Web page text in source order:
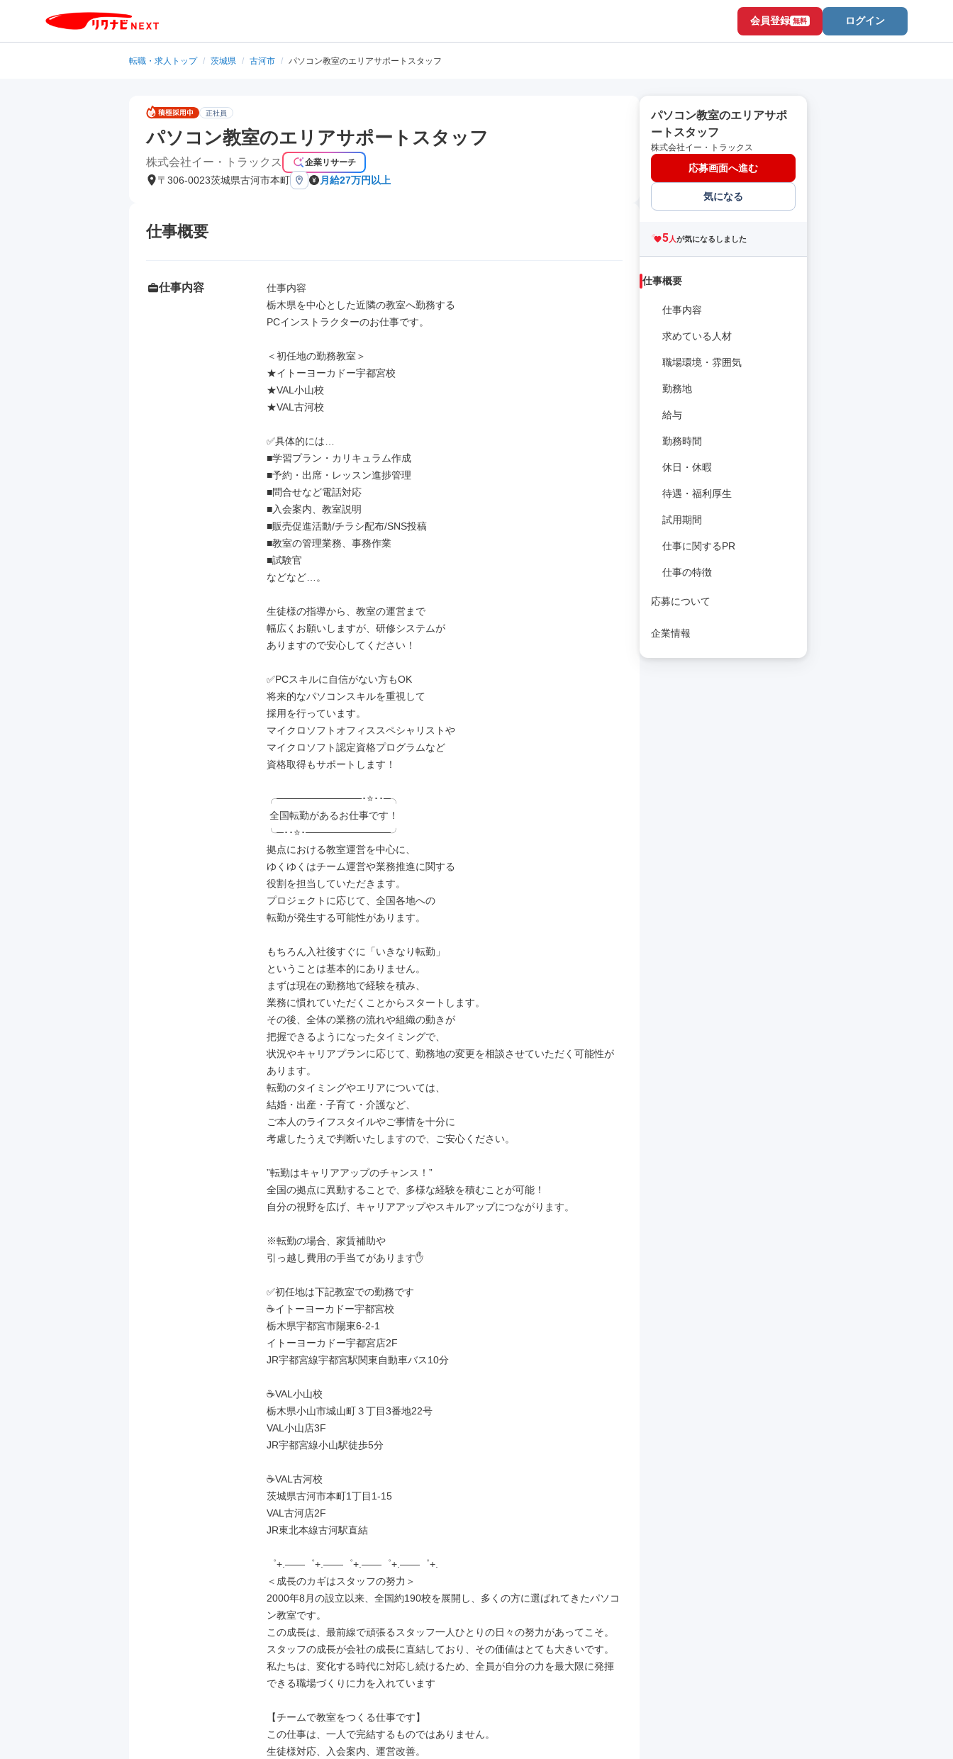
会員登録 無料 ログイン
転職・求人トップ / 茨城県 / 古河市 / パソコン教室のエリアサポートスタッフ
正社員
パソコン教室のエリアサポートスタッフ
株式会社イー・トラックス 企業リサーチ
〒306-0023茨城県古河市本町 月給27万円以上
仕事概要
仕事内容
仕事内容
栃木県を中心とした近隣の教室へ勤務する
PCインストラクターのお仕事です。
＜初任地の勤務教室＞
★イトーヨーカドー宇都宮校
★VAL小山校
★VAL古河校
✅具体的には…
■学習プラン・カリキュラム作成
■予約・出席・レッスン進捗管理
■問合せなど電話対応
■入会案内、教室説明
■販売促進活動/チラシ配布/SNS投稿
■教室の管理業務、事務作業
■試験官
などなど…。
生徒様の指導から、教室の運営まで
幅広くお願いしますが、研修システムが
ありますので安心してください！
✅PCスキルに自信がない方もOK
将来的なパソコンスキルを重視して
採用を行っています。
マイクロソフトオフィススペシャリストや
マイクロソフト認定資格プログラムなど
資格取得もサポートします！
╭────────────･⭐･･─╮
╰─･･⭐･────────────╯
拠点における教室運営を中心に、
ゆくゆくはチーム運営や業務推進に関する
役割を担当していただきます。
プロジェクトに応じて、全国各地への
転勤が発生する可能性があります。
もちろん入社後すぐに「いきなり転勤」
ということは基本的にありません。
まずは現在の勤務地で経験を積み、
業務に慣れていただくことからスタートします。
その後、全体の業務の流れや組織の動きが
把握できるようになったタイミングで、
状況やキャリアプランに応じて、勤務地の変更を相談させていただく可能性が
あります。
転勤のタイミングやエリアについては、
結婚・出産・子育て・介護など、
ご本人のライフスタイルやご事情を十分に
考慮したうえで判断いたしますので、ご安心ください。
”転勤はキャリアアップのチャンス！”
全国の拠点に異動することで、多様な経験を積むことが可能！
自分の視野を広げ、キャリアアップやスキルアップにつながります。
※転勤の場合、家賃補助や
引っ越し費用の手当てがあります✋
✅初任地は下記教室での勤務です
☕イトーヨーカドー宇都宮校
栃木県宇都宮市陽東6-2-1
イトーヨーカドー宇都宮店2F
JR宇都宮線宇都宮駅関東自動車バス10分
☕VAL小山校
栃木県小山市城山町３丁目3番地22号
VAL小山店3F
JR宇都宮線小山駅徒歩5分
☕VAL古河校
茨城県古河市本町1丁目1-15
VAL古河店2F
JR東北本線古河駅直結
゜+.――゜+.――゜+.――゜+.――゜+.
＜成長のカギはスタッフの努力＞
2000年8月の設立以来、全国約190校を展開し、多くの方に選ばれてきたパソコ
ン教室です。
この成長は、最前線で頑張るスタッフ一人ひとりの日々の努力があってこそ。
スタッフの成長が会社の成長に直結しており、その価値はとても大きいです。
私たちは、変化する時代に対応し続けるため、全員が自分の力を最大限に発揮
できる職場づくりに力を入れています
【チームで教室をつくる仕事です】
この仕事は、一人で完結するものではありません。
生徒様対応、入会案内、運営改善。
パソコン教室のエリアサポ
ートスタッフ
株式会社イー・トラックス
応募画面へ進む
気になる
5人が気になるしました
仕事概要
仕事内容
求めている人材
職場環境・雰囲気
勤務地
給与
勤務時間
休日・休暇
待遇・福利厚生
試用期間
仕事に関するPR
仕事の特徴
応募について
企業情報